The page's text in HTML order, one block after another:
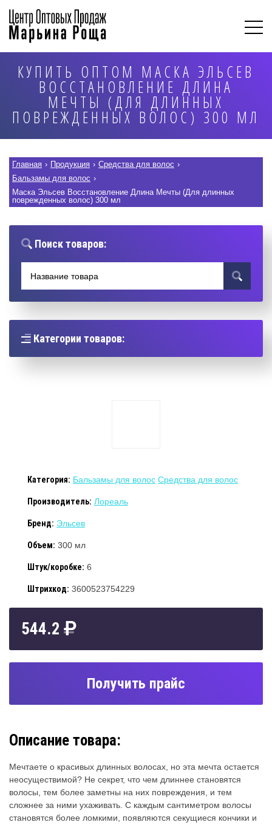
КУПИТЬ ОПТОМ МАСКА ЭЛЬСЕВ
ВОССТАНОВЛЕНИЕ ДЛИНА
МЕЧТЫ (ДЛЯ ДЛИННЫХ
ПОВРЕЖДЕННЫХ ВОЛОС) 300 МЛ
Главная › Продукция › Средства для волос ›
Бальзамы для волос ›
Маска Эльсев Восстановление Длина Мечты (Для длинных
поврежденных волос) 300 мл
Поиск товаров:
Категории товаров:
Категория: Бальзамы для волос Средства для волос
Производитель: Лореаль
Бренд: Эльсев
Объем: 300 мл
Штук/коробке: 6
Штрихкод: 3600523754229
544.2
Получить прайс
Описание товара:
Мечтаете о красивых длинных волосах, но эта мечта остается
неосуществимой? Не секрет, что чем длиннее становятся
волосы, тем более заметны на них повреждения, и тем
сложнее за ними ухаживать. С каждым сантиметром волосы
становятся более ломкими, появляются секущиеся кончики и